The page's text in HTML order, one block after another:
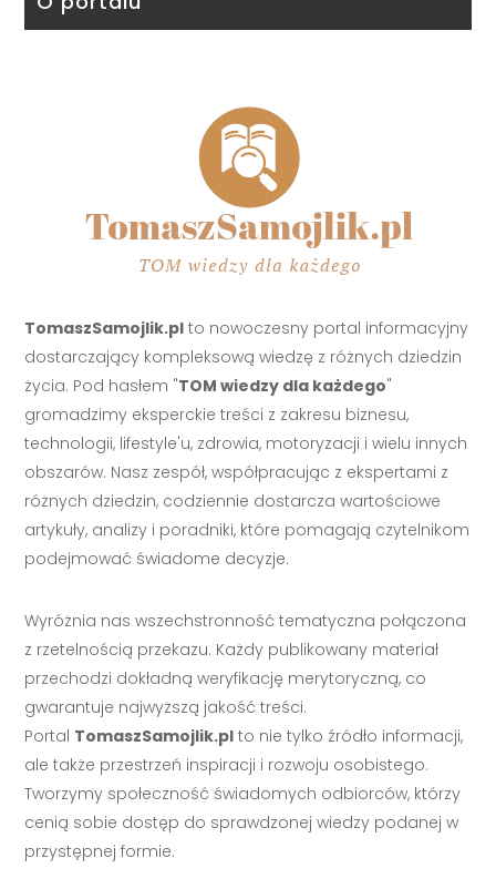
TomaszSamojlik.pl to nowoczesny portal informacyjny
dostarczający kompleksową wiedzę z różnych dziedzin
życia. Pod hasłem "TOM wiedzy dla każdego"
gromadzimy eksperckie treści z zakresu biznesu,
technologii, lifestyle'u, zdrowia, motoryzacji i wielu innych
obszarów. Nasz zespół, współpracując z ekspertami z
różnych dziedzin, codziennie dostarcza wartościowe
artykuły, analizy i poradniki, które pomagają czytelnikom
podejmować świadome decyzje.
Wyróżnia nas wszechstronność tematyczna połączona
z rzetelnością przekazu. Każdy publikowany materiał
przechodzi dokładną weryfikację merytoryczną, co
gwarantuje najwyższą jakość treści.
Portal TomaszSamojlik.pl to nie tylko źródło informacji,
ale także przestrzeń inspiracji i rozwoju osobistego.
Tworzymy społeczność świadomych odbiorców, którzy
cenią sobie dostęp do sprawdzonej wiedzy podanej w
przystępnej formie.